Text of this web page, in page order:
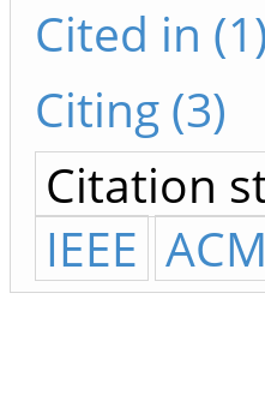
Cited in (1)
Citing (3)
Citation
IEEE ACM